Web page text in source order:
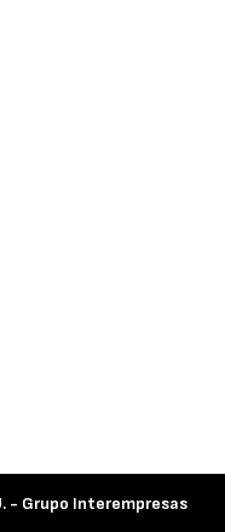
- Grupo Interempresas